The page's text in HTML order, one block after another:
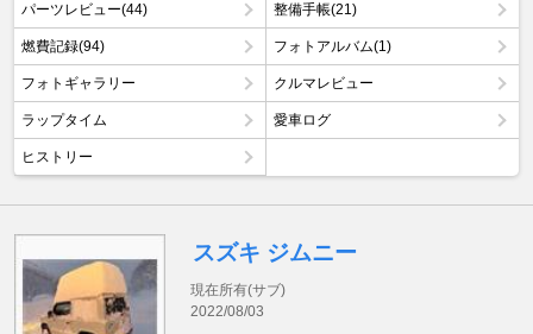
パーツレビュー(44) 整備手帳(21)
燃費記録(94) フォトアルバム(1)
フォトギャラリー クルマレビュー
ラップタイム 愛車ログ
ヒストリー
スズキ ジムニー
現在所有(サブ)
2022/08/03